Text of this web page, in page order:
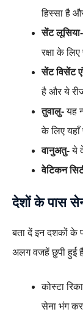
हिस्सा है
सेंट
रक्षा के
सेंट विसेंट
है और ये
तुवालु-यह
के लिए
वानुअतु-ये
वेटिकन
देशों के पास
बता दें इन दशकों के
अलग वजहें छुपी हुई
कोस्टा
सेना भंग